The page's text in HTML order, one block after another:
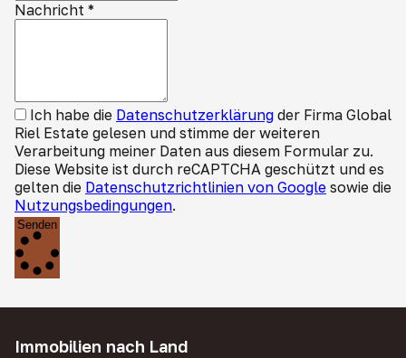
Nachricht *
Ich habe die Datenschutzerklärung der Firma Global
Riel Estate gelesen und stimme der weiteren
Verarbeitung meiner Daten aus diesem Formular zu.
Diese Website ist durch reCAPTCHA geschützt und es
gelten die Datenschutzrichtlinien von Google sowie die
Nutzungsbedingungen.
Senden
Immobilien nach Land